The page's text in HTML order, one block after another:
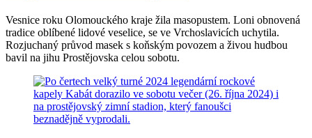
Vesnice roku Olomouckého kraje žila masopustem. Loni obnovená
tradice oblíbené lidové veselice, se ve Vrchoslavicích uchytila.
Rozjuchaný průvod masek s koňským povozem a živou hudbou
bavil na jihu Prostějovska celou sobotu.